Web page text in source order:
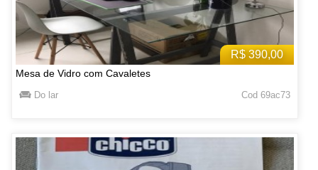
R$ 390,00
Mesa de Vidro com Cavaletes
Do lar Cod 69ac73